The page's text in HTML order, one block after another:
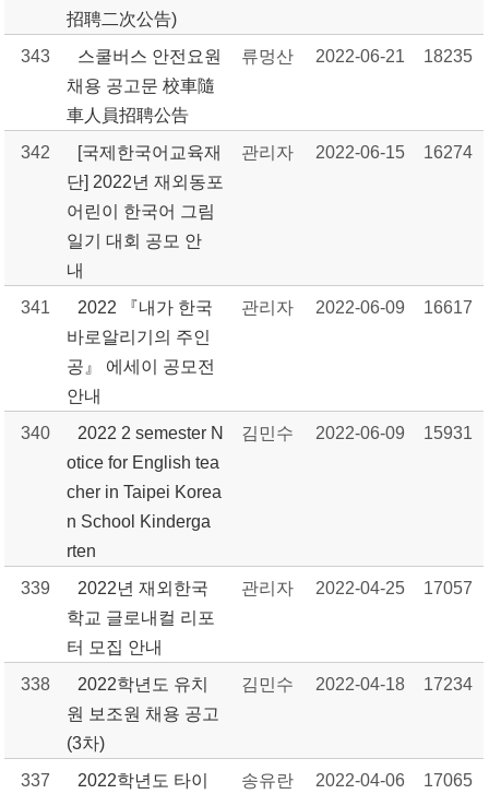
招聘二次公告)
343
스쿨버스 안전요원
채용 공고문 校車隨
車人員招聘公告
류멍산 2022-06-21 18235
342
[국제한국어교육재
단] 2022년 재외동포
어린이 한국어 그림
일기 대회 공모 안
내
관리자 2022-06-15 16274
341
2022 『내가 한국
바로알리기의 주인
공』 에세이 공모전
안내
관리자 2022-06-09 16617
340
2022 2 semester N
otice for English tea
cher in Taipei Korea
n School Kinderga
rten
김민수 2022-06-09 15931
339
2022년 재외한국
학교 글로내컬 리포
터 모집 안내
관리자 2022-04-25 17057
338
2022학년도 유치
원 보조원 채용 공고
(3차)
김민수 2022-04-18 17234
337
2022학년도 타이
송유란 2022-04-06 17065